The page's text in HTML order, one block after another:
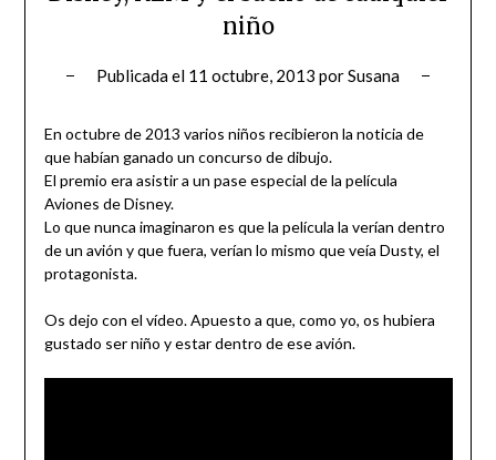
niño
Publicada el 11 octubre, 2013 porSusana
En octubre de 2013 varios niños recibieron la noticia de
que habían ganado un concurso de dibujo.
El premio era asistir a un pase especial de la película
Aviones de Disney.
Lo que nunca imaginaron es que la película la verían dentro
de un avión y que fuera, verían lo mismo que veía Dusty, el
protagonista.
Os dejo con el vídeo. Apuesto a que, como yo, os hubiera
gustado ser niño y estar dentro de ese avión.